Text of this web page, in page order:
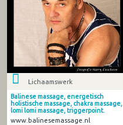
Lichaamswerk
Balinese massage, energetisch
holistische massage, chakra massage,
lomi lomi massage, triggerpoint.
www.balinesemassage.nl